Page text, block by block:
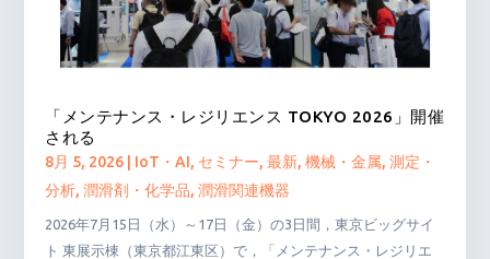
「メンテナンス・レジリエンス TOKYO 2026」開催
される
8月 5, 2026 IoT・AI, セミナー,最新,機械・金属,測定・
分析,潤滑剤・化学品,潤滑関連機器
2026年7月15日（水）～17日（金）の3日間，東京ビッグサイ
ト 東展示棟（東京都江東区）で，「メンテナンス・レジリエ